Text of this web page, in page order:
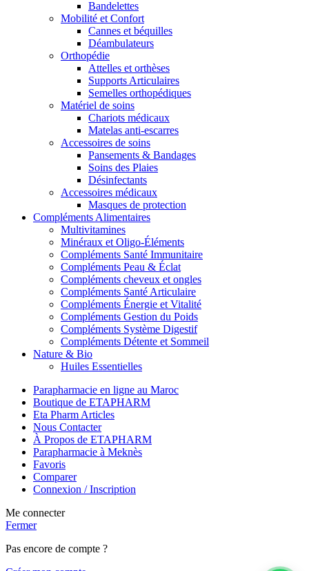
Bandelettes
Mobilité et Confort
Cannes et béquilles
Déambulateurs
Orthopédie
Attelles et orthèses
Supports Articulaires
Semelles orthopédiques
Matériel de soins
Chariots médicaux
Matelas anti-escarres
Accessoires de soins
Pansements & Bandages
Soins des Plaies
Désinfectants
Accessoires médicaux
Masques de protection
Compléments Alimentaires
Multivitamines
Minéraux et Oligo-Éléments
Compléments Santé Immunitaire
Compléments Peau & Éclat
Compléments cheveux et ongles
Compléments Santé Articulaire
Compléments Énergie et Vitalité
Compléments Gestion du Poids
Compléments Système Digestif
Compléments Détente et Sommeil
Nature & Bio
Huiles Essentielles
Parapharmacie en ligne au Maroc
Boutique de ETAPHARM
Eta Pharm Articles
Nous Contacter
À Propos de ETAPHARM
Parapharmacie à Meknès
Favoris
Comparer
Connexion / Inscription
Me connecter
Fermer
Pas encore de compte ?